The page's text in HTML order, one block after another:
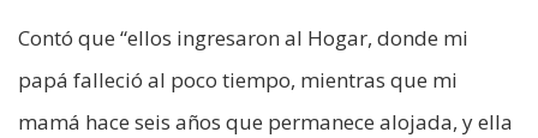
Contó que “ellos ingresaron al Hogar, donde mi
papá falleció al poco tiempo, mientras que mi
mamá hace seis años que permanece alojada, y ella